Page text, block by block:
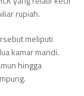
rupiah.
meliputi
kamar mandi.
hingga